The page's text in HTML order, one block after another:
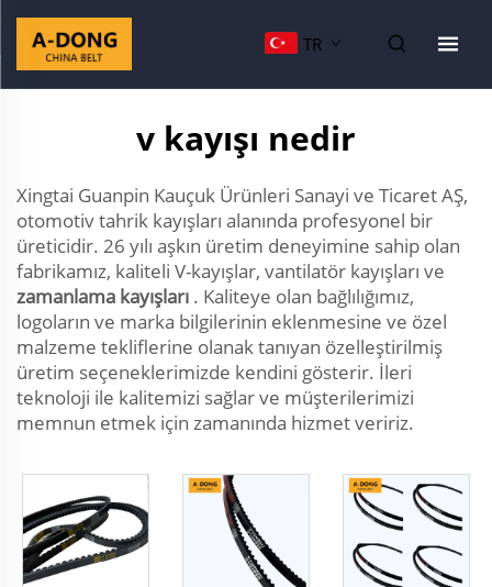
TR
v kayışı nedir
Xingtai Guanpin Kauçuk Ürünleri Sanayi ve Ticaret AŞ,
otomotiv tahrik kayışları alanında profesyonel bir
üreticidir. 26 yılı aşkın üretim deneyimine sahip olan
fabrikamız, kaliteli V-kayışlar, vantilatör kayışları ve
zamanlama kayışları . Kaliteye olan bağlılığımız,
logoların ve marka bilgilerinin eklenmesine ve özel
malzeme tekliflerine olanak tanıyan özelleştirilmiş
üretim seçeneklerimizde kendini gösterir. İleri
teknoloji ile kalitemizi sağlar ve müşterilerimizi
memnun etmek için zamanında hizmet veririz.